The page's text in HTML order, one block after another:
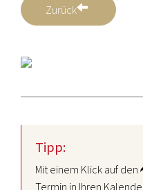
Zurück
Tipp:
Mit einem Klick auf den
Termin in Ihren